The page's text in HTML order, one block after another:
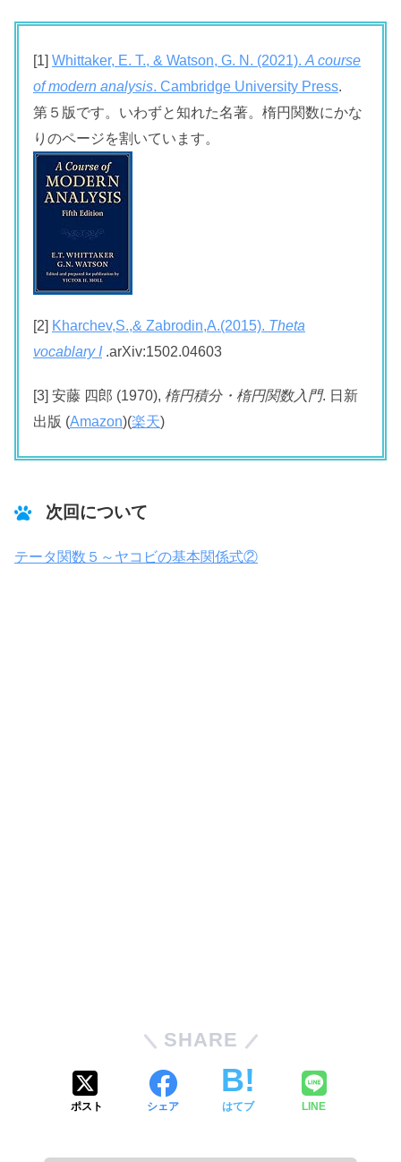
[1] Whittaker, E. T., & Watson, G. N. (2021). A course
of modern analysis. Cambridge University Press.
第５版です。いわずと知れた名著。楕円関数にかな
りのページを割いています。
[2] Kharchev,S.,& Zabrodin,A.(2015). Theta
vocablary I.arXiv:1502.04603
[3] 安藤 四郎 (1970), 楕円積分・楕円関数入門. 日新
出版 (Amazon)(楽天)
次回について
テータ関数５～ヤコビの基本関係式②
SHARE
ポスト シェア はてブ LINE